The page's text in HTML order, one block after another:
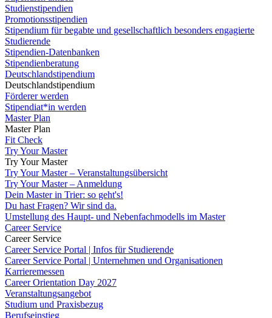
Studienstipendien
Promotionsstipendien
Stipendium für begabte und gesellschaftlich besonders engagierte
Studierende
Stipendien-Datenbanken
Stipendienberatung
Deutschlandstipendium
Deutschlandstipendium
Förderer werden
Stipendiat*in werden
Master Plan
Master Plan
Fit Check
Try Your Master
Try Your Master
Try Your Master – Veranstaltungsübersicht
Try Your Master – Anmeldung
Dein Master in Trier: so geht's!
Du hast Fragen? Wir sind da.
Umstellung des Haupt- und Nebenfachmodells im Master
Career Service
Career Service
Career Service Portal | Infos für Studierende
Career Service Portal | Unternehmen und Organisationen
Karrieremessen
Career Orientation Day 2027
Veranstaltungsangebot
Studium und Praxisbezug
Berufseinstieg